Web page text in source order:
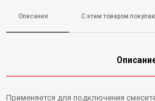
Описание С этим товаром
Применяется для подключения